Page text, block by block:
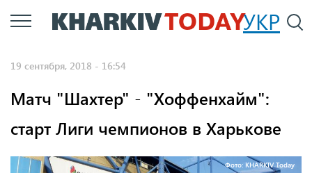
Перейти
к
УКР
19 сентября, 2018 - 16:54
Матч "Шахтер" - "Хоффенхайм":
старт Лиги чемпионов в Харькове
Фото: KHARKIV Today